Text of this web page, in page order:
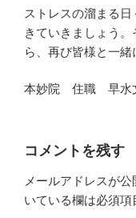
ストレスの溜まる
きていきましょう
ら、再び皆様と一緒
本妙院 住職 早水
コメントを残す
メールアドレスが公
いている欄は必須項